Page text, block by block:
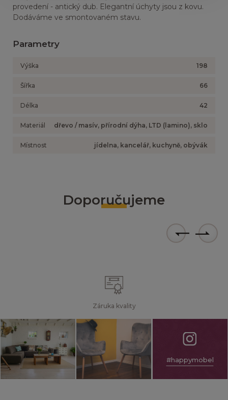
provedení - antický dub. Elegantní úchyty jsou z kovu.
Dodáváme ve smontovaném stavu.
Parametry
Výška 198
Šířka 66
Délka 42
Materiál dřevo / masív, přírodní dýha, LTD (lamino), sklo
Místnost jídelna, kancelář, kuchyně, obývák
Doporučujeme
Záruka kvality
#happymobel